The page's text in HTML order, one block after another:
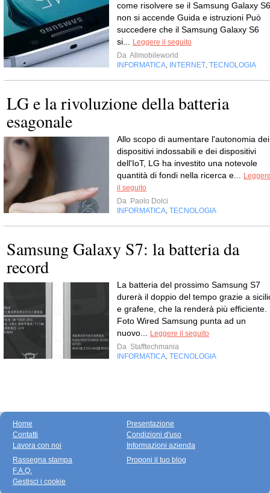
come risolvere se il Samsung Galaxy S6
non si accende Guida e istruzioni Può
succedere che il Samsung Galaxy S6
si...
Leggere il seguito
Da Allmobileworld
INFORMATICA
INTERNET TECNOLOGIA
LG e la rivoluzione della batteria
esagonale
Allo scopo di aumentare l'autonomia dei
dispositivi indossabili e dei dispositivi
dell'IoT, LG ha investito una notevole
quantità di fondi nella ricerca e...
il seguito
Da Paolo Dolci
INFORMATICA TECNOLOGIA
Samsung Galaxy S7: la batteria da
record
La batteria del prossimo Samsung S7
durerà il doppio del tempo grazie a
e grafene, che la renderà più efficiente.
Foto Wired Samsung punta ad un
nuovo...
Leggere il seguito
Da Stafftechmania
INFORMATICA TECNOLOGIA
Home
Contatti
Lavora con noi
Presentazione
Condizioni d'uso
Informazioni azienda
Rassegna stampa
F.A.Q.
Gestisci i cookie
Proponi il tuo blog